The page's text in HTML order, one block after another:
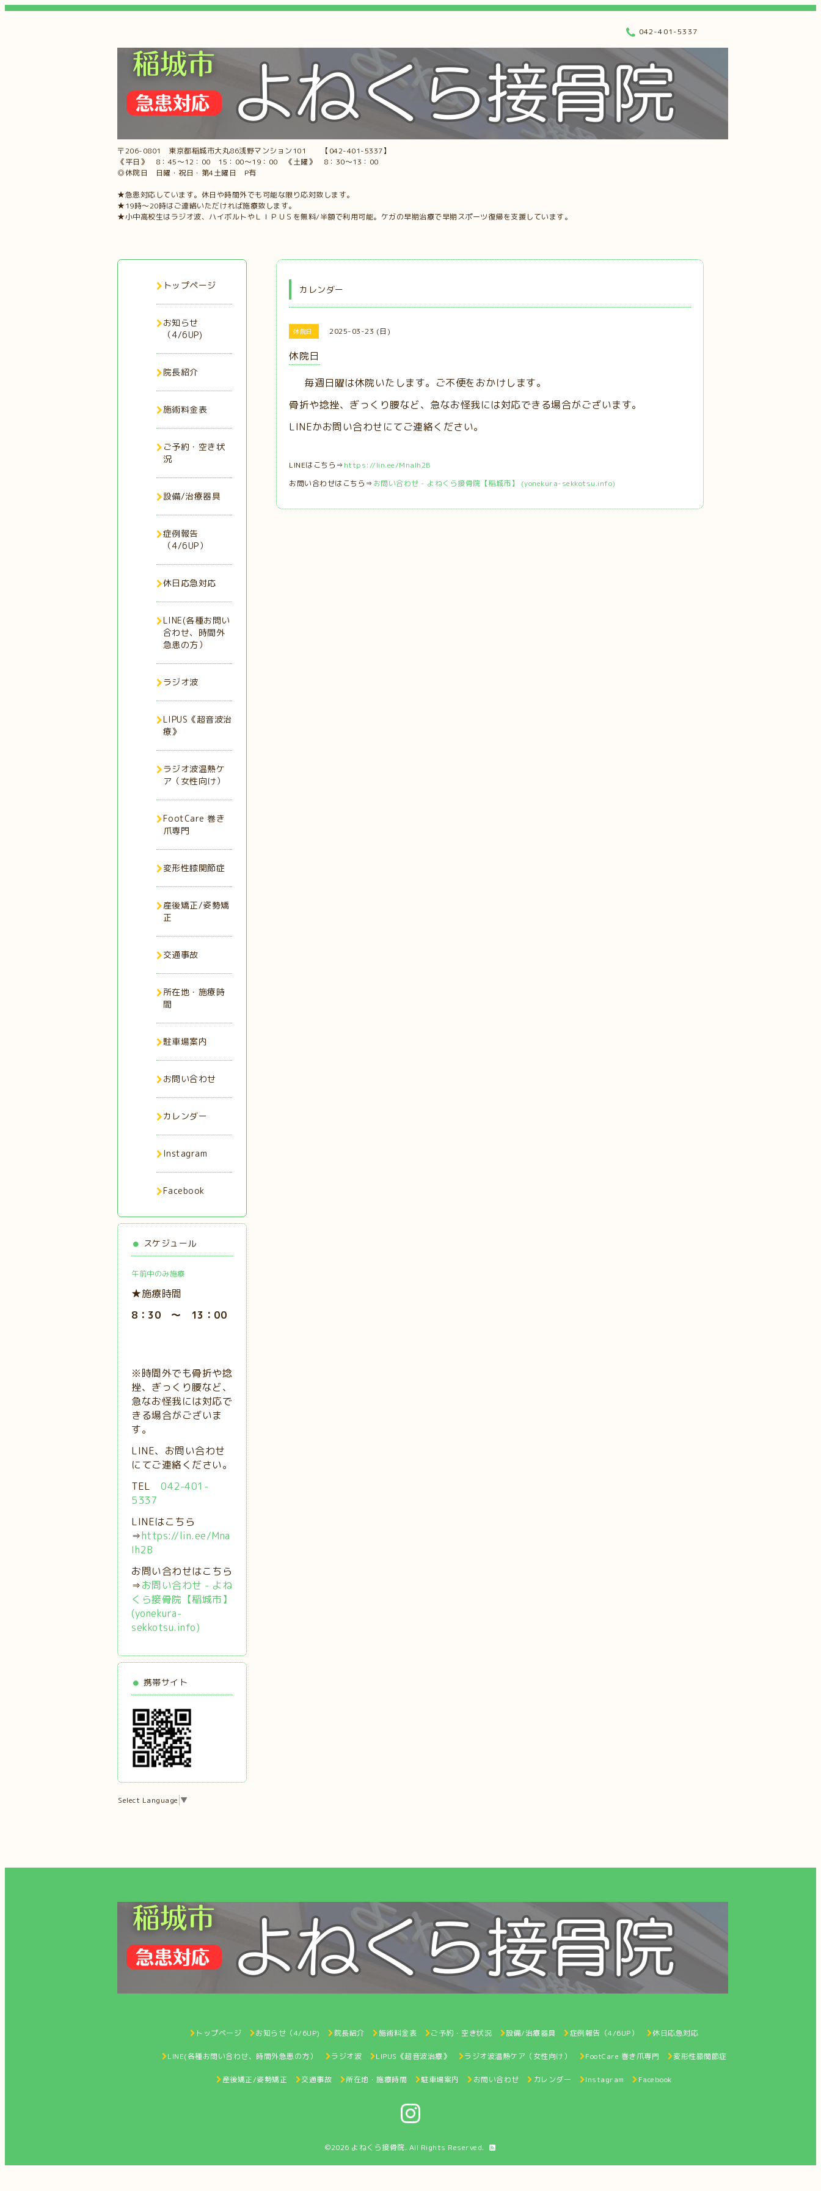
〒206-0801 東京都稲城市大丸86浅野マンション101 【042-401-5337】
《平日》 8：45～12：00 15：00～19：00 《土曜》 8：30～13：00
◎休院日 日曜・祝日・第4土曜日 P有
★急患対応しています。休日や時間外でも可能な限り応対致します。
★19時～20時はご連絡いただければ施療致します。
★小中高校生はラジオ波、ハイボルトやＬＩＰＵＳを無料/半額で利用可能。ケガの早期治療で早期スポーツ復帰を支援しています。
042-401-5337
カレンダー
休院日 2025-03-23 (日)
休院日
毎週日曜は休院いたします。ご不便をおかけします。
骨折や捻挫、ぎっくり腰など、急なお怪我には対応できる場合がございます。
LINEかお問い合わせにてご連絡ください。
LINEはこちら⇒https://lin.ee/MnaIh2B
お問い合わせはこちら⇒お問い合わせ - よねくら接骨院【稲城市】 (yonekura-sekkotsu.info)
トップページ
お知らせ
（4/6UP)
院長紹介
施術料金表
ご予約・空き状
況
設備/治療器具
症例報告
（4/6UP）
休日応急対応
LINE(各種お問い
合わせ、時間外
急患の方）
ラジオ波
LIPUS《超音波治
療》
ラジオ波温熱ケ
ア（女性向け）
FootCare 巻き
爪専門
変形性膝関節症
産後矯正/姿勢矯
正
交通事故
所在地・施療時
間
駐車場案内
お問い合わせ
カレンダー
Instagram
Facebook
スケジュール
午前中のみ施療
★施療時間
8：30 ～ 13：00
※時間外でも骨折や捻
挫、ぎっくり腰など、
急なお怪我には対応で
きる場合がございま
す。
LINE、お問い合わせ
にてご連絡ください。
TEL 042-401-
5337
LINEはこちら
⇒https://lin.ee/Mna
Ih2B
お問い合わせはこちら
⇒お問い合わせ - よね
くら接骨院【稲城市】
(yonekura-
sekkotsu.info)
携帯サイト
Select Language ▼
トップページ お知らせ（4/6UP) 院長紹介 施術料金表 ご予約・空き状況 設備/治療器具 症例報告（4/6UP） 休日応急対応
LINE(各種お問い合わせ、時間外急患の方） ラジオ波 LIPUS《超音波治療》 ラジオ波温熱ケア（女性向け） FootCare 巻き爪専門 変形性膝関節症
産後矯正/姿勢矯正 交通事故 所在地・施療時間 駐車場案内 お問い合わせ カレンダー Instagram Facebook
©2026 よねくら接骨院. All Rights Reserved.